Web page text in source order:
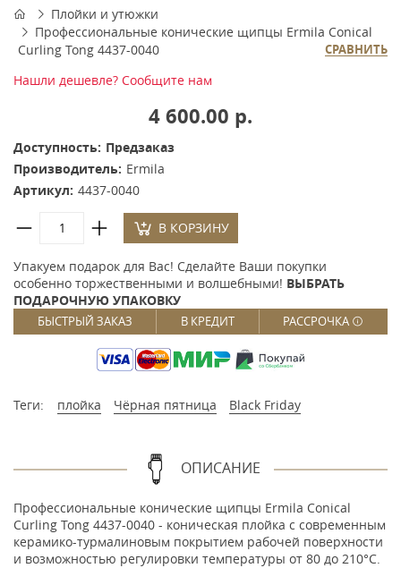
Плойки и утюжки
Профессиональные конические щипцы Ermila Conical
Curling Tong 4437-0040
СРАВНИТЬ
Нашли дешевле? Сообщите нам
4 600.00 р.
Доступность: Предзаказ
Производитель: Ermila
Артикул: 4437-0040
В КОРЗИНУ
Упакуем подарок для Вас! Сделайте Ваши покупки
особенно торжественными и волшебными! ВЫБРАТЬ
ПОДАРОЧНУЮ УПАКОВКУ
БЫСТРЫЙ ЗАКАЗ В КРЕДИТ РАССРОЧКА
Теги: плойка Чёрная пятница Black Friday
ОПИСАНИЕ
Профессиональные конические щипцы Ermila Conical
Curling Tong 4437-0040 - коническая плойка с современным
керамико-турмалиновым покрытием рабочей поверхности
и возможностью регулировки температуры от 80 до 210°C.